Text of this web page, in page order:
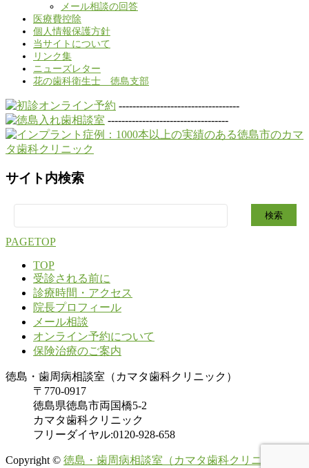
メール相談の回答
医療費控除
個人情報保護方針
当サイトについて
リンク集
ニューズレター
花の歯科衛生士 徳島支部
-----------------------------------
-----------------------------------
サイト内検索
索:
PAGETOP
TOP
受診される前に
診療時間・アクセス
院長プロフィール
メール相談
オンライン予約について
保険治療のご案内
徳島・歯周病相談室（カマタ歯科クリニック）
〒770-0917
徳島県徳島市両国橋5-2
カマタ歯科クリニック
フリーダイヤル:0120-928-658
Copyright © 徳島・歯周病相談室（カマタ歯科クリニック）